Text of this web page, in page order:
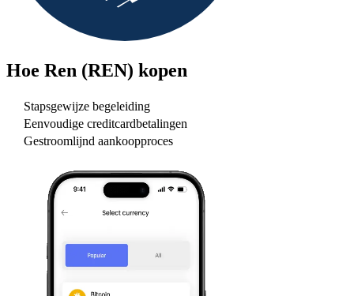
Hoe Ren (REN) kopen
Stapsgewijze begeleiding
Eenvoudige creditcardbetalingen
Gestroomlijnd aankoopproces